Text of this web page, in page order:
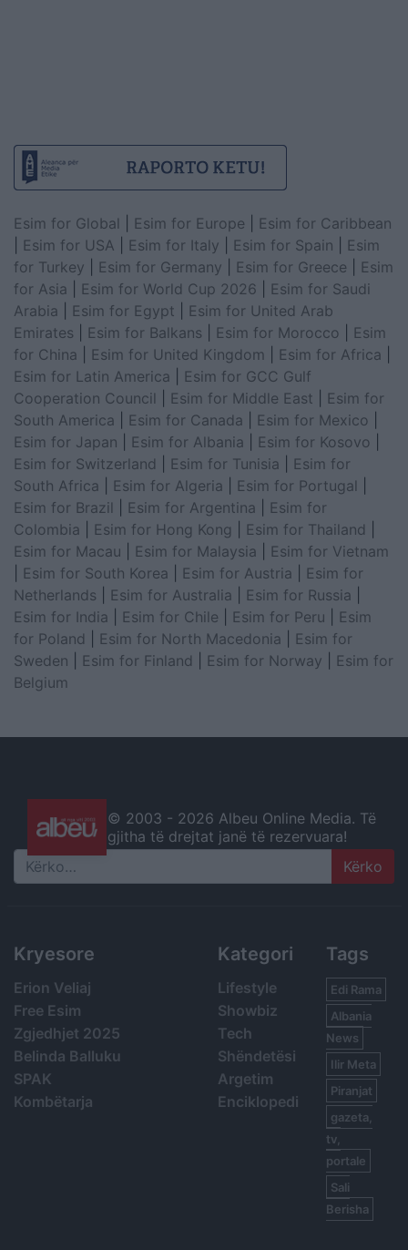
Esim for Global Esim for Europe
Esim for Caribbean
Esim for USA Esim for Italy Esim for Spain
Esim
for Turkey
Esim for Germany Esim for Greece
Esim
for Asia
Esim for World Cup 2026
Esim for Saudi
Arabia
Esim for Egypt
Esim for United Arab
Emirates
Esim for Balkans Esim for Morocco
Esim
for China
Esim for United Kingdom Esim for Africa
Esim for Latin America
Esim for GCC Gulf
Cooperation Council
Esim for Middle East
Esim for
South America
Esim for Canada Esim for Mexico
Esim for Japan
Esim for Albania Esim for Kosovo
Esim for Switzerland
Esim for Tunisia
Esim for
South Africa
Esim for Algeria Esim for Portugal
Esim for Brazil
Esim for Argentina
Esim for
Colombia
Esim for Hong Kong Esim for Thailand
Esim for Macau
Esim for Malaysia
Esim for Vietnam
Esim for South Korea Esim for Austria
Esim for
Netherlands
Esim for Australia Esim for Russia
Esim for India
Esim for Chile Esim for Peru
Esim
for Poland
Esim for North Macedonia
Esim for
Sweden
Esim for Finland Esim for Norway
Esim for
Belgium
© 2003 - 2026 Albeu Online Media. Të
gjitha të drejtat janë të rezervuara!
Search
Kryesore
Erion Veliaj
Free Esim
Zgjedhjet 2025
Belinda Balluku
SPAK
Kombëtarja
Kategori
Lifestyle
Showbiz
Tech
Shëndetësi
Argetim
Enciklopedi
Tags
Edi Rama
Albania
News
Ilir Meta
Piranjat
gazeta,
tv,
portale
Sali
Berisha